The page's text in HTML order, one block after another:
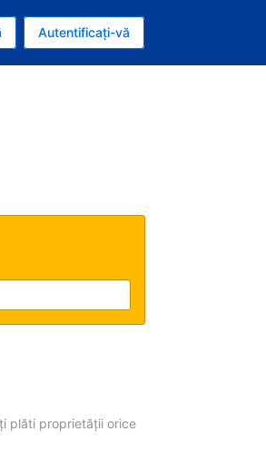
Autentificați-vă
plăti proprietății orice